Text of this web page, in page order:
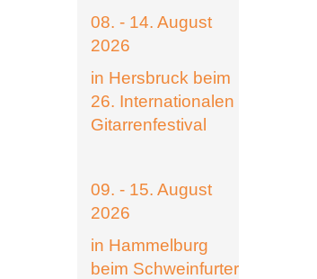
08. - 14. August
2026
in Hersbruck beim
26. Internationalen
Gitarrenfestival
09. - 15. August
2026
in Hammelburg
beim Schweinfurter